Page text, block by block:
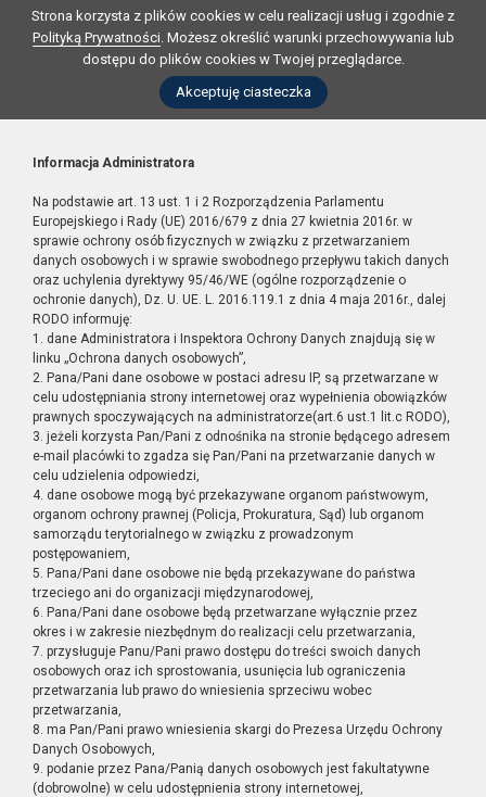
Strona korzysta z plików cookies w celu realizacji usług i zgodnie z
Polityką Prywatności. Możesz określić warunki przechowywania lub
dostępu do plików cookies w Twojej przeglądarce.
Akceptuję ciasteczka
Informacja Administratora
Na podstawie art. 13 ust. 1 i 2 Rozporządzenia Parlamentu
Europejskiego i Rady (UE) 2016/679 z dnia 27 kwietnia 2016r. w
sprawie ochrony osób fizycznych w związku z przetwarzaniem
danych osobowych i w sprawie swobodnego przepływu takich danych
oraz uchylenia dyrektywy 95/46/WE (ogólne rozporządzenie o
ochronie danych), Dz. U. UE. L. 2016.119.1 z dnia 4 maja 2016r., dalej
RODO informuję:
1. dane Administratora i Inspektora Ochrony Danych znajdują się w
linku „Ochrona danych osobowych”,
2. Pana/Pani dane osobowe w postaci adresu IP, są przetwarzane w
celu udostępniania strony internetowej oraz wypełnienia obowiązków
prawnych spoczywających na administratorze(art.6 ust.1 lit.c RODO),
3. jeżeli korzysta Pan/Pani z odnośnika na stronie będącego adresem
e-mail placówki to zgadza się Pan/Pani na przetwarzanie danych w
celu udzielenia odpowiedzi,
4. dane osobowe mogą być przekazywane organom państwowym,
organom ochrony prawnej (Policja, Prokuratura, Sąd) lub organom
samorządu terytorialnego w związku z prowadzonym
postępowaniem,
5. Pana/Pani dane osobowe nie będą przekazywane do państwa
trzeciego ani do organizacji międzynarodowej,
6. Pana/Pani dane osobowe będą przetwarzane wyłącznie przez
okres i w zakresie niezbędnym do realizacji celu przetwarzania,
7. przysługuje Panu/Pani prawo dostępu do treści swoich danych
osobowych oraz ich sprostowania, usunięcia lub ograniczenia
przetwarzania lub prawo do wniesienia sprzeciwu wobec
przetwarzania,
8. ma Pan/Pani prawo wniesienia skargi do Prezesa Urzędu Ochrony
Danych Osobowych,
9. podanie przez Pana/Panią danych osobowych jest fakultatywne
(dobrowolne) w celu udostępnienia strony internetowej,